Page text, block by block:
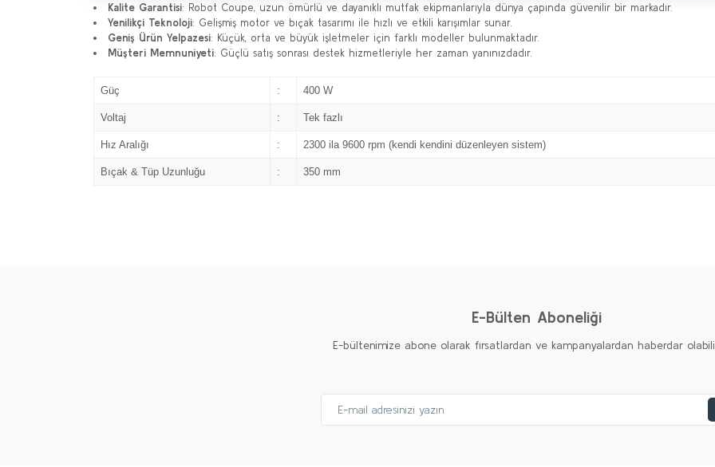
Kalite Garantisi: Robot Coupe, uzun ömürlü ve dayanıklı mutfak ekipmanlarıyla dünya çapında güvenilir bir markadır.
Yenilikçi Teknoloji: Gelişmiş motor ve bıçak tasarımı ile hızlı ve etkili karışımlar sunar.
Geniş Ürün Yelpazesi: Küçük, orta ve büyük işletmeler için farklı modeller bulunmaktadır.
Müşteri Memnuniyeti: Güçlü satış sonrası destek hizmetleriyle her zaman yanınızdadır.
Güç : 400 W
Voltaj : Tek fazlı
Hız Aralığı : 2300 ila 9600 rpm (kendi kendini düzenleyen sistem)
Bıçak & Tüp Uzunluğu : 350 mm
E-Bülten Aboneliği
E-bültenimize abone olarak fırsatlardan ve kampanyalardan haberdar